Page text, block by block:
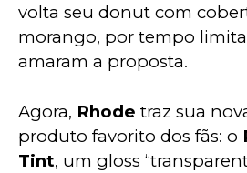
volta seu donut com
morango, por tempo
amaram a proposta.
Agora, Rhode traz sua
produto favorito dos fãs: o
Tint, um gloss